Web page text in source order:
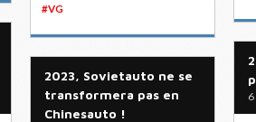
#VG
2023, Sovietauto ne se
transformera pas en
Chinesauto !